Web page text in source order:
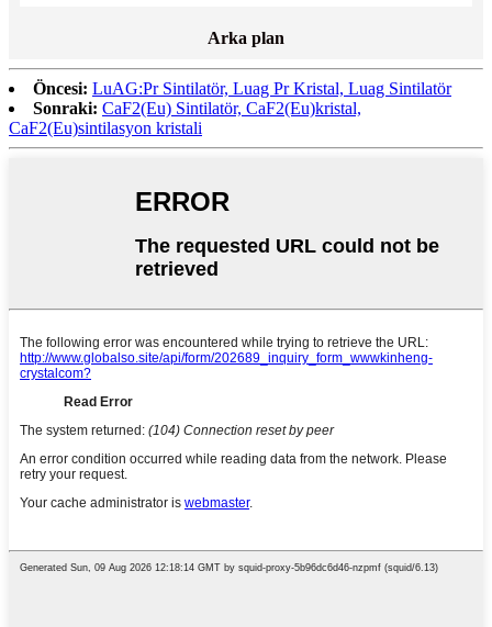
Arka plan
Öncesi: LuAG:Pr Sintilatör, Luag Pr Kristal, Luag Sintilatör
Sonraki: CaF2(Eu) Sintilatör, CaF2(Eu)kristal,
CaF2(Eu)sintilasyon kristali